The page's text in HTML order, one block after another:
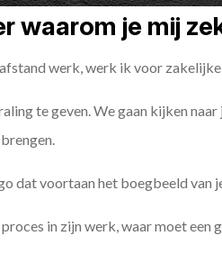
waarom je mij
werk, werk ik voor
te geven. We gaan kijken
dat voortaan het boegbeeld van
in zijn werk, waar moet een